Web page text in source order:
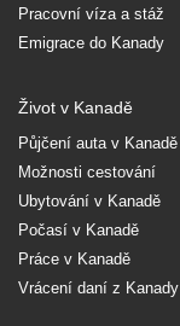
Pracovní víza a stáž
Emigrace do Kanady
Život v Kanadě
Půjčení auta v Kanadě
Možnosti cestování
Ubytování v Kanadě
Počasí v Kanadě
Práce v Kanadě
Vrácení daní z Kanady